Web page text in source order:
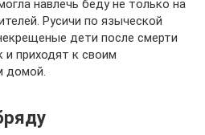
навлечь беду не только на
Русичи по языческой
дети после смерти
и приходят к своим
домой.